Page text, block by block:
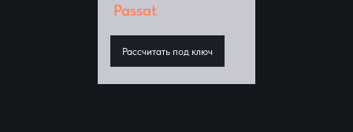
Passat
Рассчитать под ключ